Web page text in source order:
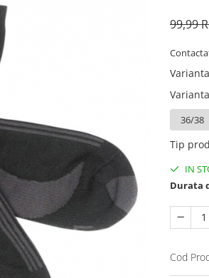
99,99
Tip
IN
Durata
Cod